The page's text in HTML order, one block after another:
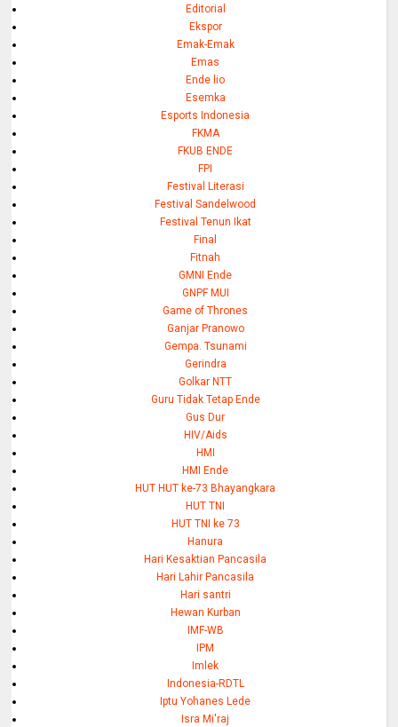
Editorial
Ekspor
Emak-Emak
Emas
Ende lio
Esemka
Esports Indonesia
FKMA
FKUB ENDE
FPI
Festival Literasi
Festival Sandelwood
Festival Tenun Ikat
Final
Fitnah
GMNI Ende
GNPF MUI
Game of Thrones
Ganjar Pranowo
Gempa. Tsunami
Gerindra
Golkar NTT
Guru Tidak Tetap Ende
Gus Dur
HIV/Aids
HMI
HMI Ende
HUT HUT ke-73 Bhayangkara
HUT TNI
HUT TNI ke 73
Hanura
Hari Kesaktian Pancasila
Hari Lahir Pancasila
Hari santri
Hewan Kurban
IMF-WB
IPM
Imlek
Indonesia-RDTL
Iptu Yohanes Lede
Isra Mi'raj